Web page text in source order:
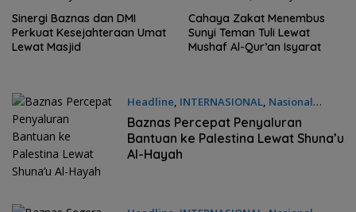
Sinergi Baznas dan DMI
Perkuat Kesejahteraan Umat
Lewat Masjid
Cahaya Zakat Menembus
Sunyi Teman Tuli Lewat
Mushaf Al-Qur’an Isyarat
Headline, INTERNASIONAL, Nasional
Jumat, 14/02/2025 - 10:34 WIB
Baznas Percepat Penyaluran
Bantuan ke Palestina Lewat Shuna’u
Al-Hayah